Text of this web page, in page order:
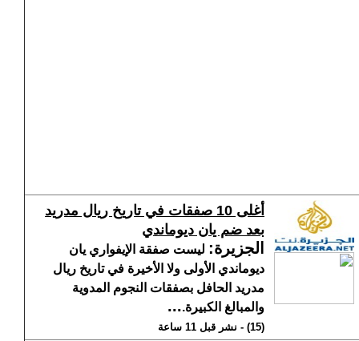
أغلى 10 صفقات في تاريخ ريال مدريد
بعد ضم يان ديوماندي
الجزيرة: ليست صفقة الإيفواري يان
ديوماندي الأولى ولا الأخيرة في تاريخ ريال
مدريد الحافل بصفقات النجوم المدوية
والمبالغ الكبيرة....
(15) - نشر قبل 11 ساعة